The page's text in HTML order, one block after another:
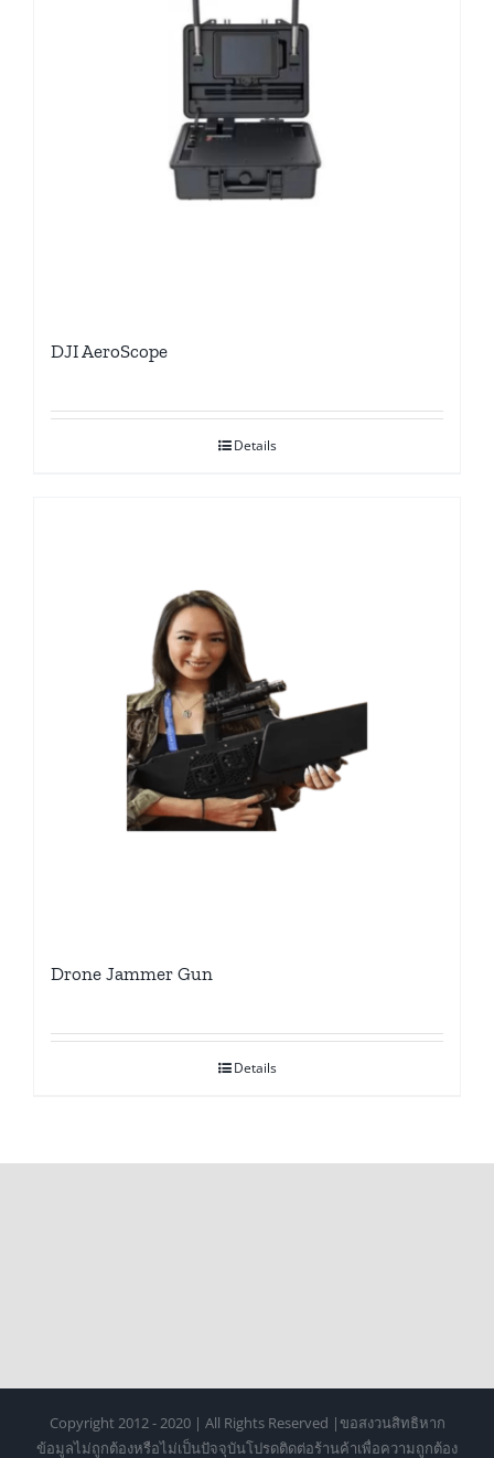
DJI AeroScope
Details
Drone Jammer Gun
Details
Copyright 2012 - 2020 | All Rights Reserved |ขอสงวนสิทธิหาก
ข้อมูลไม่ถูกต้องหรือไม่เป็นปัจจุบันโปรดติดต่อร้านค้าเพื่อความถูกต้อง